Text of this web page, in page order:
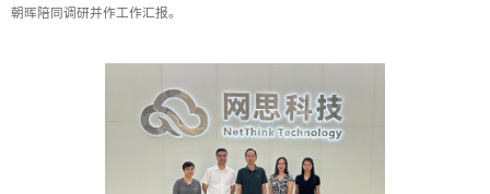
朝晖陪同调研并作工作汇报。